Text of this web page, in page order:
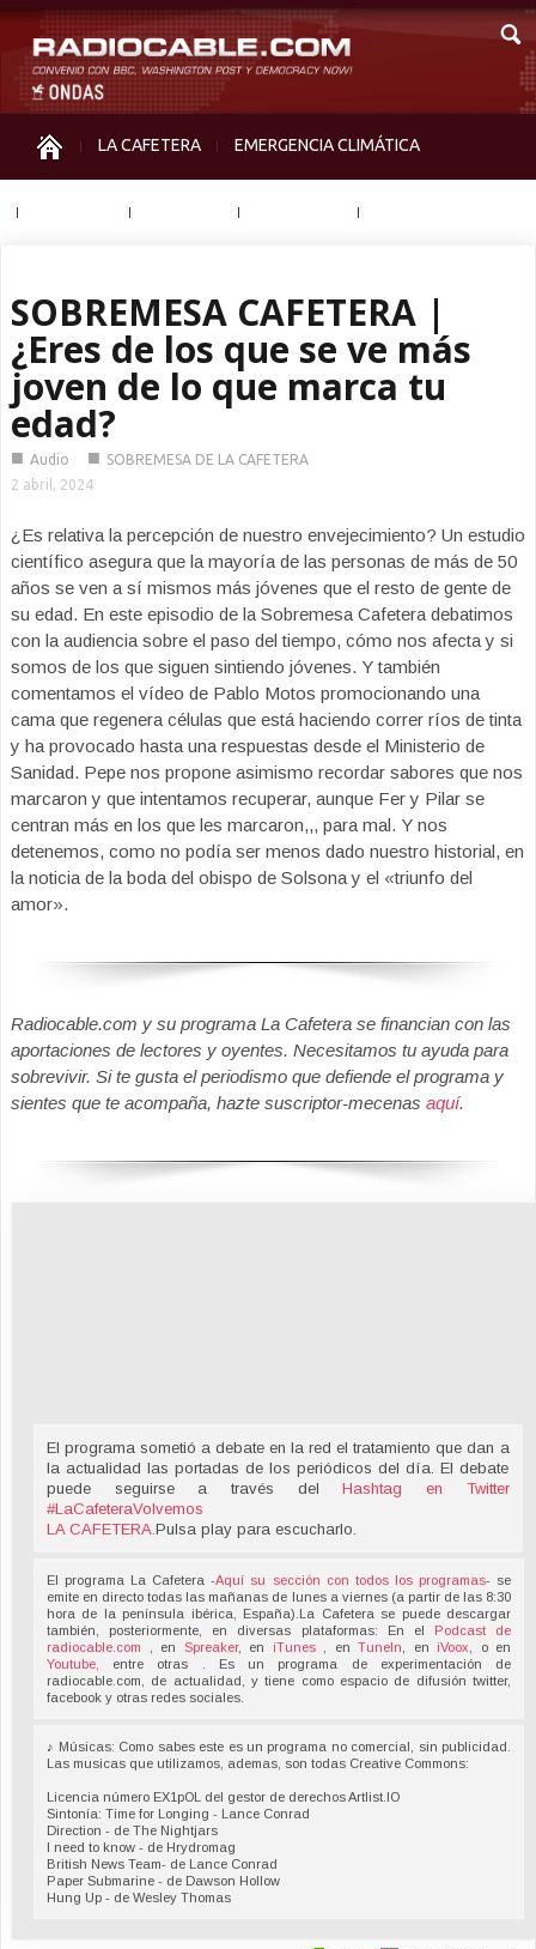
LA CAFETERA EMERGENCIA CLIMÁTICA
SOBREMESA CAFETERA |
¿Eres de los que se ve más
joven de lo que marca tu
edad?
■ Audio ■ SOBREMESA DE LA CAFETERA
2 abril, 2024
¿Es relativa la percepción de nuestro envejecimiento? Un estudio
científico asegura que la mayoría de las personas de más de 50
años se ven a sí mismos más jóvenes que el resto de gente de
su edad. En este episodio de la Sobremesa Cafetera debatimos
con la audiencia sobre el paso del tiempo, cómo nos afecta y si
somos de los que siguen sintiendo jóvenes. Y también
comentamos el vídeo de Pablo Motos promocionando una
cama que regenera células que está haciendo correr ríos de tinta
y ha provocado hasta una respuestas desde el Ministerio de
Sanidad. Pepe nos propone asimismo recordar sabores que nos
marcaron y que intentamos recuperar, aunque Fer y Pilar se
centran más en los que les marcaron,,, para mal. Y nos
detenemos, como no podía ser menos dado nuestro historial, en
la noticia de la boda del obispo de Solsona y el «triunfo del
amor».
Radiocable.com y su programa La Cafetera se financian con las
aportaciones de lectores y oyentes. Necesitamos tu ayuda para
sobrevivir. Si te gusta el periodismo que defiende el programa y
sientes que te acompaña, hazte suscriptor-mecenas aquí.
El programa sometió a debate en la red el tratamiento que dan a
la actualidad las portadas de los periódicos del día. El debate
puede seguirse a través delHashtag en Twitter
#LaCafeteraVolvemos
LA CAFETERA.Pulsa play para escucharlo.
El programa La Cafetera -Aquí su sección con todos los programas- se
emite en directo todas las mañanas de lunes a viernes (a partir de las 8:30
hora de la península ibérica, España).La Cafetera se puede descargar
también, posteriormente, en diversas plataformas: En el
Podcast de
radiocable.com
, en Spreaker, en iTunes , enTuneIn , en iVoox , o en
Youtube,
entre otras . Es un programa de experimentación de
radiocable.com, de actualidad, y tiene como espacio de difusión twitter,
facebook y otras redes sociales.
♪ Músicas: Como sabes este es un programa no comercial, sin publicidad.
Las musicas que utilizamos, ademas, son todas Creative Commons:
Licencia número EX1pOL del gestor de derechos Artlist.IO
Sintonía: Time for Longing - Lance Conrad
Direction - de The Nightjars
I need to know - de Hrydromag
British News Team- de Lance Conrad
Paper Submarine - de Dawson Hollow
Hung Up - de Wesley Thomas